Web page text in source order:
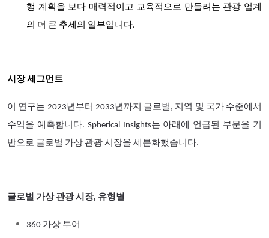
행 계획을 보다 매력적이고 교육적으로 만들려는 관광 업계
의 더 큰 추세의 일부입니다.
시장 세그먼트
이 연구는 2023년부터 2033년까지 글로벌, 지역 및 국가 수준에서
수익을 예측합니다. Spherical Insights는 아래에 언급된 부문을 기
반으로 글로벌 가상 관광 시장을 세분화했습니다.
글로벌 가상 관광 시장, 유형별
360 가상 투어